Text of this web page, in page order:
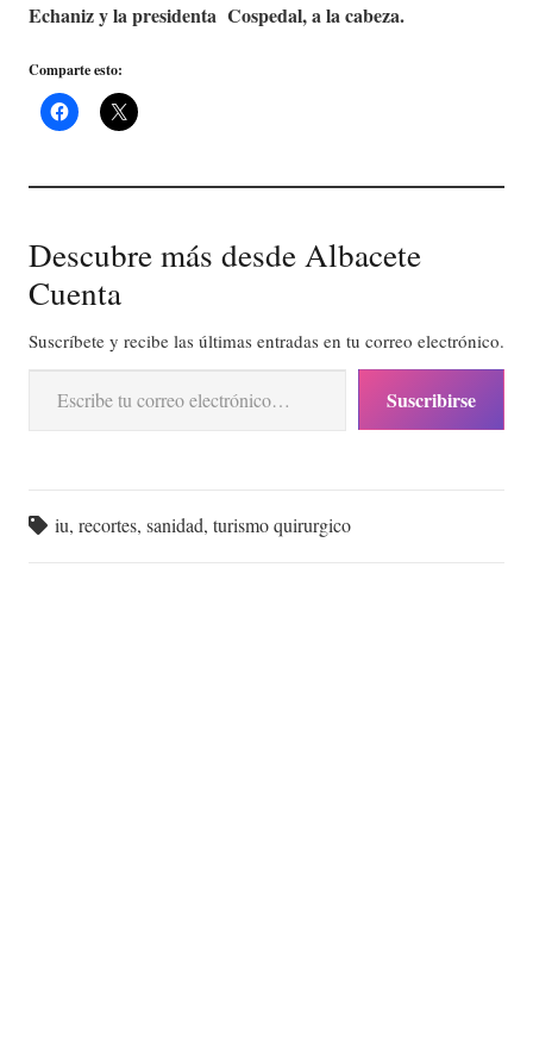
Echaniz y la presidenta Cospedal, a la cabeza.
Comparte esto:
Descubre más desde Albacete
Cuenta
Suscríbete y recibe las últimas entradas en tu correo electrónico.
Escribe tu correo electrónico…
Suscribirse
iu,recortes,sanidad,turismo quirurgico